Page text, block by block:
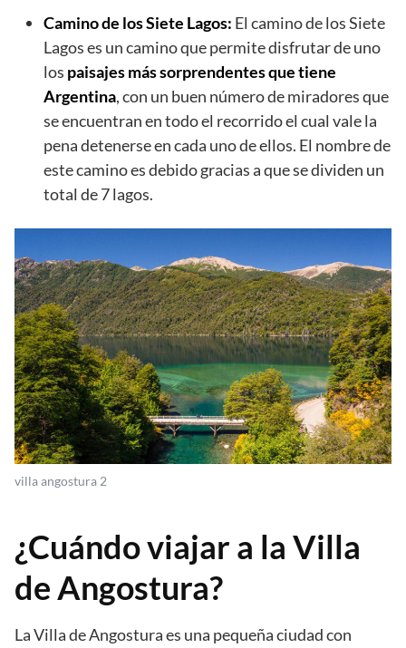
Camino de los Siete Lagos: El camino de los Siete
Lagos es un camino que permite disfrutar de uno
los paisajes más sorprendentes que tiene
Argentina, con un buen número de miradores que
se encuentran en todo el recorrido el cual vale la
pena detenerse en cada uno de ellos. El nombre de
este camino es debido gracias a que se dividen un
total de 7 lagos.
villa angostura 2
¿Cuándo viajar a la Villa
de Angostura?
La Villa de Angostura es una pequeña ciudad con